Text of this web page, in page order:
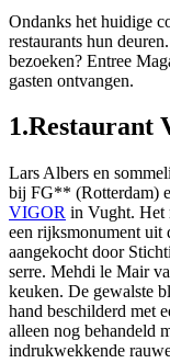
Ondanks het huidige
restaurants hun
bezoeken? Entree
gasten ontvangen.
1.Restaurant
Lars Albers en
bij FG** (Rotterdam)
VIGOR in Vught. Het
een rijksmonument uit
aangekocht door
serre. Mehdi le Mair
keuken. De gewalste
hand beschilderd met
alleen nog behandeld
indrukwekkende